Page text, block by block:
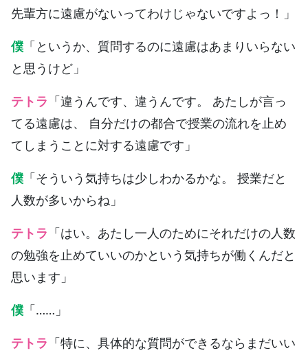
先輩方に遠慮がないってわけじゃないですよっ！」
僕 「というか、質問するのに遠慮はあまりいらない
と思うけど」
テトラ 「違うんです、違うんです。 あたしが言っ
てる遠慮は、 自分だけの都合で授業の流れを止め
てしまうことに対する遠慮です」
僕 「そういう気持ちは少しわかるかな。 授業だと
人数が多いからね」
テトラ 「はい。あたし一人のためにそれだけの人数
の勉強を止めていいのかという気持ちが働くんだと
思います」
僕 「……」
テトラ 「特に、具体的な質問ができるならまだいい